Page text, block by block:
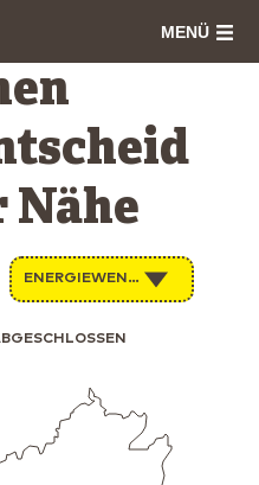
MENÜ
ENERGIEWENDE